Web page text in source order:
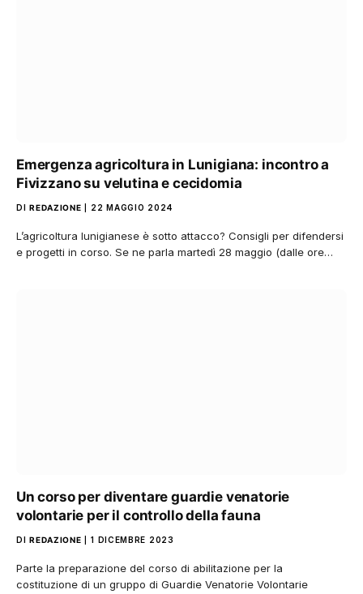
Emergenza agricoltura in Lunigiana: incontro a
Fivizzano su velutina e cecidomia
DI REDAZIONE 22 MAGGIO 2024
L’agricoltura lunigianese è sotto attacco? Consigli per difendersi
e progetti in corso. Se ne parla martedì 28 maggio (dalle ore…
Un corso per diventare guardie venatorie
volontarie per il controllo della fauna
DI REDAZIONE 1 DICEMBRE 2023
Parte la preparazione del corso di abilitazione per la
costituzione di un gruppo di Guardie Venatorie Volontarie